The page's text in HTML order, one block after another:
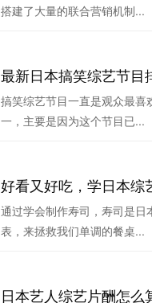
搭建了大量的联合营销机制...
搞笑综艺节目一直是观众最喜
一，主要是因为这个节目已...
通过学会制作寿司，寿司是日
表，来拯救我们单调的餐桌...